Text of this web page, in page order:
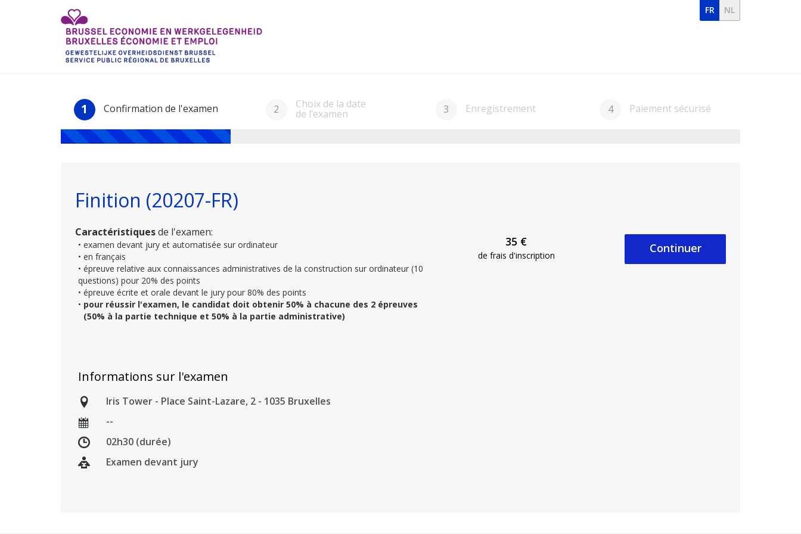
FR NL
1 Confirmation de l'examen 2 Choix de la date
de l’examen 3 Enregistrement 4 Paiement sécurisé
Finition (20207-FR)
Caractéristiquesde l'examen:
• examen devant jury et automatisée sur ordinateur
• en français
• épreuve relative aux connaissances administratives de la construction sur ordinateur (10
questions) pour 20% des points
• épreuve écrite et orale devant le jury pour 80% des points
• pour réussir l'examen, le candidat doit obtenir 50% à chacune des 2 épreuves
(50% à la partie technique et 50% à la partie administrative)
Informations sur l'examen
Iris Tower - Place Saint-Lazare, 2 - 1035 Bruxelles
--
02h30 (durée)
Examen devant jury
35 €
de frais d'inscription
Continuer